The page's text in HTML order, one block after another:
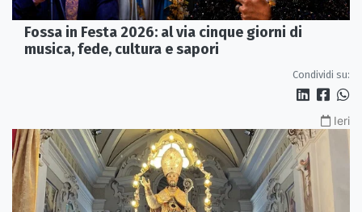
Fossa in Festa 2026: al via cinque giorni di
musica, fede, cultura e sapori
Condividi su:
Ieri